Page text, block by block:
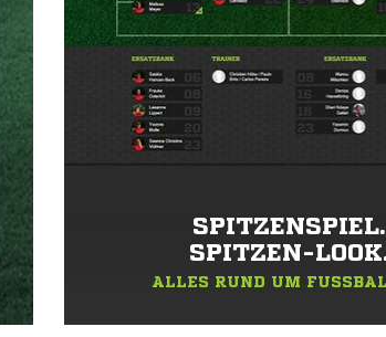
SPITZENSPIEL.
SPITZEN-
ALLES RUND UM